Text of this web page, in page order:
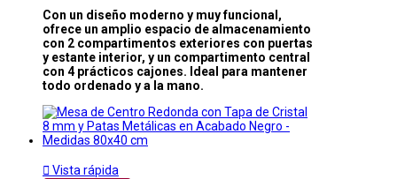
Con un diseño moderno y muy funcional,
ofrece un amplio espacio de almacenamiento
con 2 compartimentos exteriores con puertas
y estante interior, y un compartimento central
con 4 prácticos cajones. Ideal para mantener
todo ordenado y a la mano.
 Vista rápida